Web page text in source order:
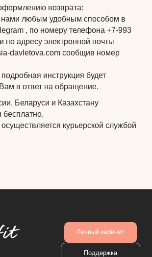
возврата:
нами любым удобным способом в
, по номеру телефона +7-993
по адресу электронной почты
davletova.com сообщив номер
инструкция будет
в ответ на обращение.
Беларуси и Казахстану
бесплатно.
курьерской службой
за 31 день
Поддержка